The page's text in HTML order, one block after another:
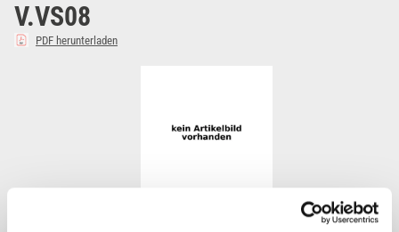
V.VS08
PDF herunterladen